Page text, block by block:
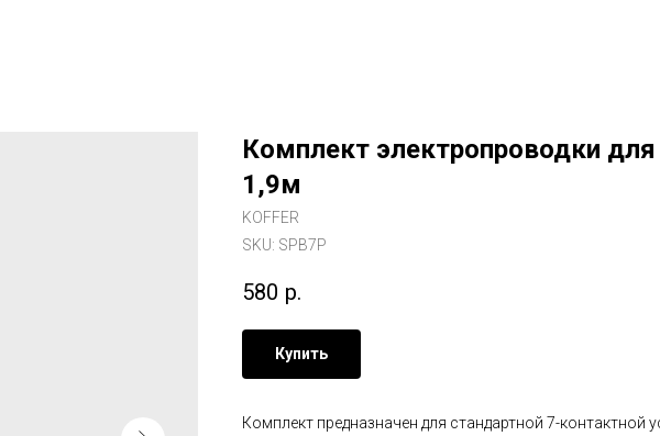
Комплект электропроводки
1,9м
KOFFER
SKU: SPB7P
580 р.
Купить
Комплект предназначен для стандартной 7-контактной